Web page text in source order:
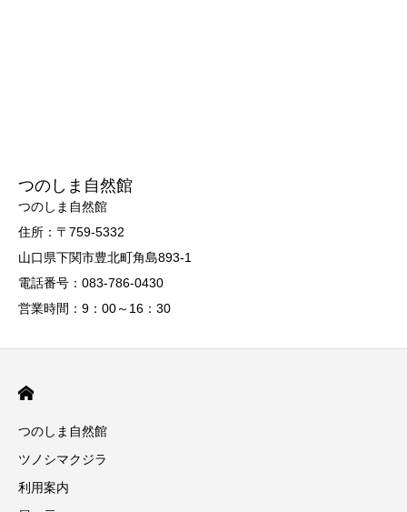
つのしま自然館
つのしま自然館
住所：〒759-5332
山口県下関市豊北町角島893-1
電話番号：083-786-0430
営業時間：9：00～16：30
つのしま自然館
ツノシマクジラ
利用案内